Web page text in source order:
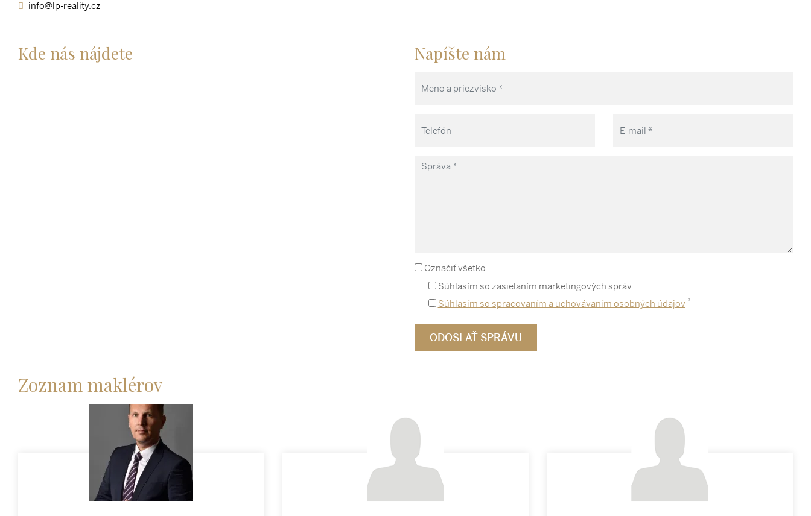
info@lp-reality.cz
Kde nás nájdete Napíšte nám
Označiť všetko
Súhlasím so zasielaním marketingových správ
Súhlasím so spracovaním a uchovávaním osobných údajov *
Zoznam maklérov